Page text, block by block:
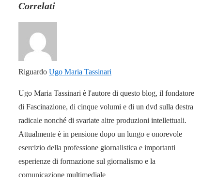
Correlati
Riguardo Ugo Maria Tassinari
Ugo Maria Tassinari è l'autore di questo blog, il fondatore
di Fascinazione, di cinque volumi e di un dvd sulla destra
radicale nonché di svariate altre produzioni intellettuali.
Attualmente è in pensione dopo un lungo e onorevole
esercizio della professione giornalistica e importanti
esperienze di formazione sul giornalismo e la
comunicazione multimediale